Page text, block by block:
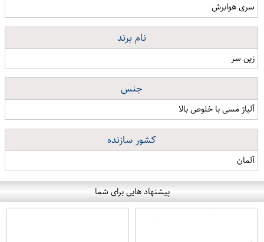
سری هوابرش
نام برند
زین سر
جنس
آلیاژ مسی با خلوص بالا
کشور سازنده
آلمان
پیشنهاد هایی برای شما